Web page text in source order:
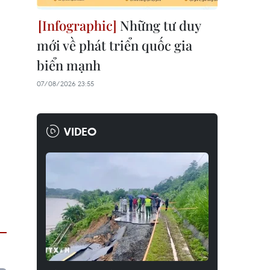
Những tư duy
mới về phát triển quốc gia
biển mạnh
07/08/2026 23:55
VIDEO